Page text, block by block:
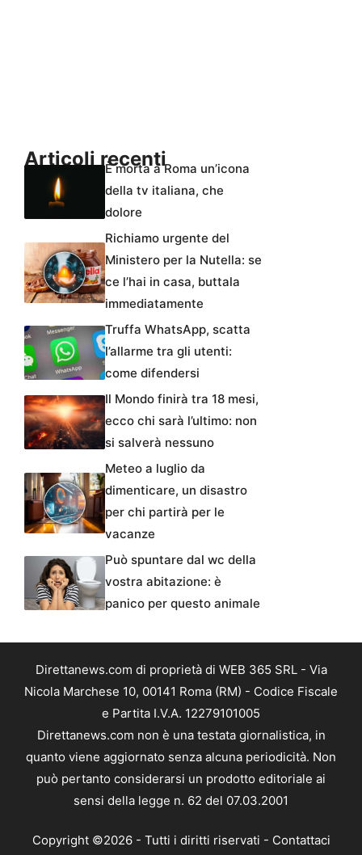
Articoli recentiÈ morta a Roma un’icona
della tv italiana, che
dolore
Richiamo urgente del
Ministero per la Nutella: se
ce l’hai in casa, buttala
immediatamente
Truffa WhatsApp, scatta
l’allarme tra gli utenti:
come difendersi
Il Mondo finirà tra 18 mesi,
ecco chi sarà l’ultimo: non
si salverà nessuno
Meteo a luglio da
dimenticare, un disastro
per chi partirà per le
vacanze
Può spuntare dal wc della
vostra abitazione: è
panico per questo animale
Direttanews.com di proprietà di WEB 365 SRL - Via
Nicola Marchese 10, 00141 Roma (RM) - Codice Fiscale
e Partita I.V.A. 12279101005
Direttanews.com non è una testata giornalistica, in
quanto viene aggiornato senza alcuna periodicità. Non
può pertanto considerarsi un prodotto editoriale ai
sensi della legge n. 62 del 07.03.2001
Copyright ©2026 - Tutti i diritti riservati - Contattaci